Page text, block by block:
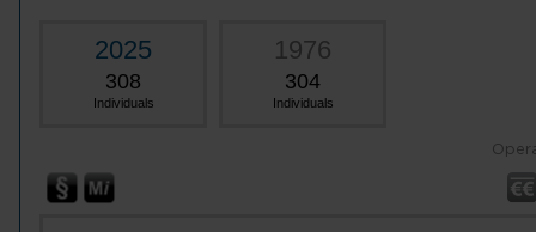
2025
308
Individuals
1976
304
Individuals